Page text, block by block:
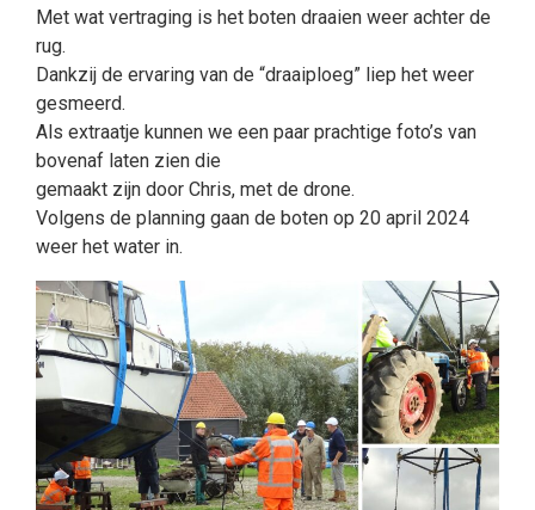
Met wat vertraging is het boten draaien weer achter de
rug.
Dankzij de ervaring van de “draaiploeg” liep het weer
gesmeerd.
Als extraatje kunnen we een paar prachtige foto’s van
bovenaf laten zien die
gemaakt zijn door Chris, met de drone.
Volgens de planning gaan de boten op 20 april 2024
weer het water in.